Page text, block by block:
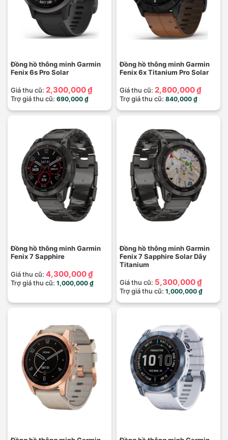
Đồng hồ thông minh Garmin
Fenix 6s Pro Solar
Giá thu cũ: 2,300,000 ₫
Trợ giá thu cũ: 690,000 ₫
Đồng hồ thông minh Garmin
Fenix 6x Titanium Pro Solar
Giá thu cũ: 2,800,000 ₫
Trợ giá thu cũ: 840,000 ₫
Đồng hồ thông minh Garmin
Fenix 7 Sapphire
Giá thu cũ: 4,300,000 ₫
Trợ giá thu cũ: 1,000,000 ₫
Đồng hồ thông minh Garmin
Fenix 7 Sapphire Solar Dây
Titanium
Giá thu cũ: 5,300,000 ₫
Trợ giá thu cũ: 1,000,000 ₫